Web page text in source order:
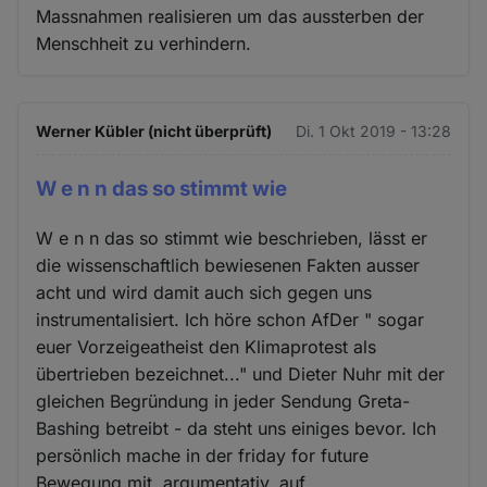
Massnahmen realisieren um das aussterben der
Menschheit zu verhindern.
Werner Kübler (nicht überprüft) Di. 1 Okt 2019 - 13:28
W e n n das so stimmt wie
W e n n das so stimmt wie beschrieben, lässt er
die wissenschaftlich bewiesenen Fakten ausser
acht und wird damit auch sich gegen uns
instrumentalisiert. Ich höre schon AfDer " sogar
euer Vorzeigeatheist den Klimaprotest als
übertrieben bezeichnet..." und Dieter Nuhr mit der
gleichen Begründung in jeder Sendung Greta-
Bashing betreibt - da steht uns einiges bevor. Ich
persönlich mache in der friday for future